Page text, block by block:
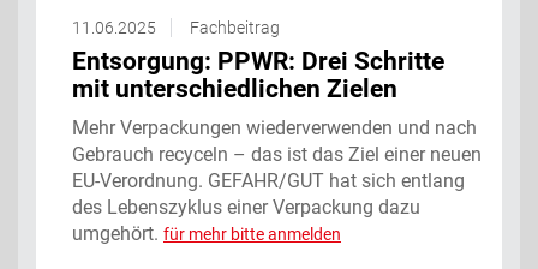
11.06.2025 Fachbeitrag
Entsorgung: PPWR: Drei Schritte
mit unterschiedlichen Zielen
Mehr Verpackungen wiederverwenden und nach
Gebrauch recyceln – das ist das Ziel einer neuen
EU-Verordnung. GEFAHR/GUT hat sich entlang
des Lebenszyklus einer Verpackung dazu
umgehört. für mehr bitte anmelden